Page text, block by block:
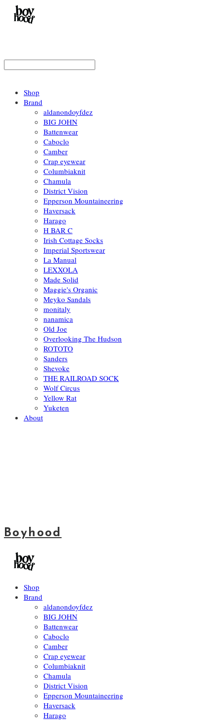
Shop
Brand
aldanondoyfdez
BIG JOHN
Battenwear
Caboclo
Camber
Crap eyewear
Columbiaknit
Chamula
District Vision
Epperson Mountaineering
Haversack
Harago
H BAR C
Irish Cottage Socks
Imperial Sportswear
La Manual
LEXXOLA
Made Solid
Maggie's Organic
Meyko Sandals
monitaly
nanamica
Old Joe
Overlooking The Hudson
ROTOTO
Sanders
Shevoke
THE RAILROAD SOCK
Wolf Circus
Yellow Rat
Yuketen
About
Boyhood
Shop
Brand
aldanondoyfdez
BIG JOHN
Battenwear
Caboclo
Camber
Crap eyewear
Columbiaknit
Chamula
District Vision
Epperson Mountaineering
Haversack
Harago